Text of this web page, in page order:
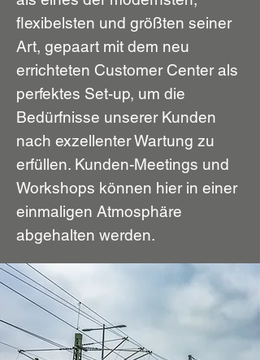
flexibelsten und größten seiner
Art, gepaart mit dem neu
errichteten Customer Center als
perfektes Set-up, um die
Bedürfnisse unserer Kunden
nach exzellenter Wartung zu
erfüllen. Kunden-Meetings und
Workshops können hier in einer
einmaligen Atmosphäre
abgehalten werden.